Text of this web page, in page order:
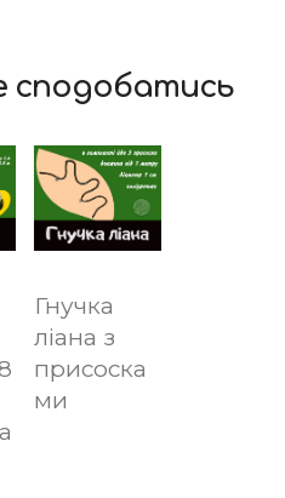
сподобатись
Гнучка
ліана з
присоска
ми